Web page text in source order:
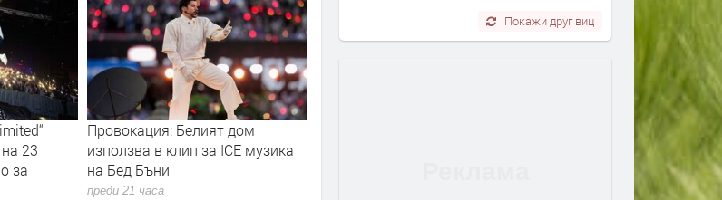
23
за
Провокация: Белият дом
използва в клип за ICE музика
на Бед Бъни
преди 21 часа
Ед Шийрън беше глобен
незастрахован ретро
Покажи друг виц